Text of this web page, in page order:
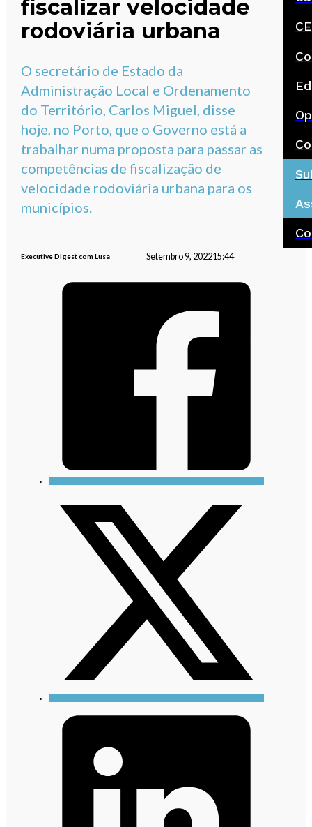
fiscalizar velocidade
rodoviária urbana
O secretário de Estado da
Administração Local e Ordenamento
do Território, Carlos Miguel, disse
hoje, no Porto, que o Governo está a
trabalhar numa proposta para passar as
competências de fiscalização de
velocidade rodoviária urbana para os
municípios.
Executive Digest com Lusa Setembro 9, 202215:44